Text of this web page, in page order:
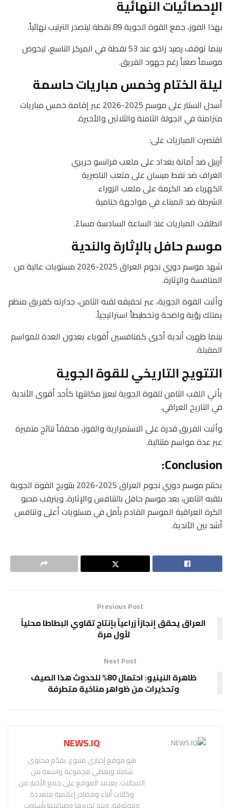
الإحصائيات النهائية
بهذا الفوز، جمع القوة الجوية 89 نقطة ليتصدر الترتيب نهائياً.
بينما توقف رصيد زاخو عند 53 نقطة في المركز التاسع، ليخوض
موسماً صعباً رغم جهود الفريق.
ليلة الختام وخمس مباريات حاسمة
أسدل الستار على موسم 2025-2026 عبر إقامة خمس مباريات
متزامنة في الجولة الثامنة والثلاثين والأخيرة.
اقتصرت المباريات على:
أربيل ضد أمانة بغداد على ملعب فرانسو حريري
الغراف ضد نفط ميسان على ملعب الناصرية
الكهرباء ضد الكرمة على ملعب الزوراء
الشرطة ضد الميناء في مواجهة ختامية
انطلقت المباريات عند الساعة السادسة مساءً.
موسم حافل بالإثارة والندية
شهد موسم دوري نجوم العراق 2025-2026 مستويات عالية من
المنافسة والإثارة.
وأثبت القوة الجوية، عبر تحقيقه لقبه الثامن، جدارته كفريق منظم
يمتلك رؤية واضحة وتخطيطاً استراتيجياً.
بينما ظهرت أندية أخرى كمنافسين أقوياء يعدون العدة للمواسم
المقبلة.
التتويج التاريخي للقوة الجوية
يأتي اللقب الثامن للقوة الجوية ليعزز مكانتها كأحد أقوى الأندية
في التاريخ العراقي.
وأثبت الفريق قدرة على الاستمرارية والفوز، محققاً نتائج متميزة
عبر عدة مواسم متتالية.
Conclusion:
يختتم موسم دوري نجوم العراق 2025-2026 بتتويج القوة الجوية
بلقبه الثامن، بعد موسم حافل بالتنافس والإثارة. ويترقب محبو
الكرة العراقية الموسم القادم بأمل في مستويات أعلى وتنافس
أشد بين الأندية.
Previous Post
العراق يحقق إنجازاً زراعياً بإنتاج تقاوي البطاطا محلياً
لأول مرة
Next Post
ظاهرة النينيو: احتمال 80% للحدوث هذا الصيف
وتحذيرات من ظواهر مناخية متطرفة
NEWS.IQ
هو موقع إخباري متنوع، يقدّم محتوى
شاملا ويغطي مجموعة واسعة من
المجالات. يعتمد الموقع على جمع الأخبار من
وكالات أنباء ومصادر إعلامية متعددة
وموثوقة، ويتم تحريرها وصياغتها بأسلوب